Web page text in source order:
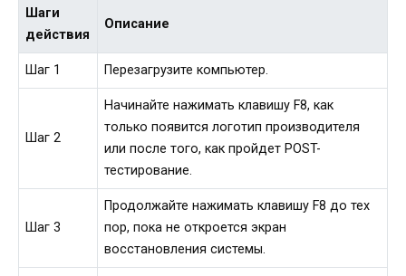
Шаги
действия
Описание
Шаг 1 Перезагрузите компьютер.
Шаг 2
Начинайте нажимать клавишу F8, как
только появится логотип производителя
или после того, как пройдет POST-
тестирование.
Шаг 3
Продолжайте нажимать клавишу F8 до тех
пор, пока не откроется экран
восстановления системы.